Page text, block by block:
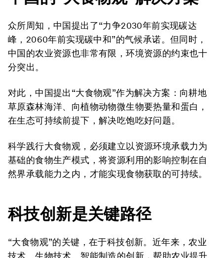
众所周知，中国提出了“力争2030年前实现碳达
峰，2060年前实现碳中和”的气候承诺。但同时，
中国的农业资源也非常有限，环境资源的约束也十
分突出。
对此，中国提出“大食物观”作为解决方案：向耕地
草原森林海洋、向植物动物微生物要热量和蛋白，
在生态可持续前提下，解决吃饱吃好问题。
科学践行大食物观，必须建立以资源环境承载力为
基础的食物生产模式，将资源利用的影响控制在自
然界承载能力之内，才能实现食物获取的可持续。
科技创新是关键路径
“大食物观”的关键，在于科技创新。近年来，农业
技术、生物技术、智能制造的创新，帮助农业提升